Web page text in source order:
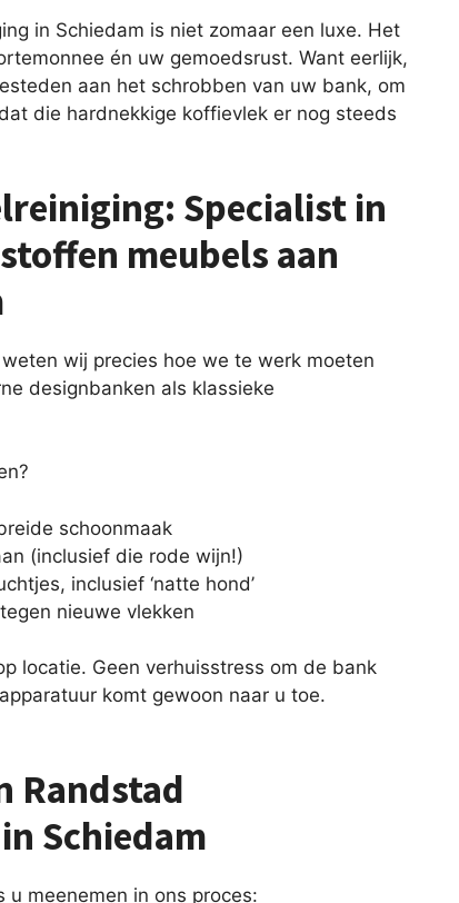
in Schiedam is niet zomaar een luxe. Het
én uw gemoedsrust. Want eerlijk,
aan het schrobben van uw bank, om
die hardnekkige koffievlek er nog steeds
Specialist in
meubels aan
wij precies hoe we te werk moeten
designbanken als klassieke
schoonmaak
(inclusief die rode wijn!)
inclusief ‘natte hond’
nieuwe vlekken
locatie. Geen verhuisstress om de bank
komt gewoon naar u toe.
Randstad
Schiedam
meenemen in ons proces: